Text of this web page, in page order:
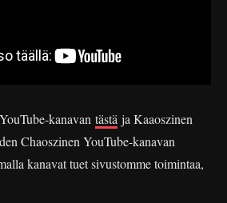
kanavan tästä ja Kaaoszinen
Chaoszinen YouTube-kanavan
kanavat tuet sivustomme toimintaa,